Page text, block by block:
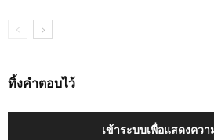
ทิ้งคำตอบไว้
เข้าระบบเพื่อแสดงคว